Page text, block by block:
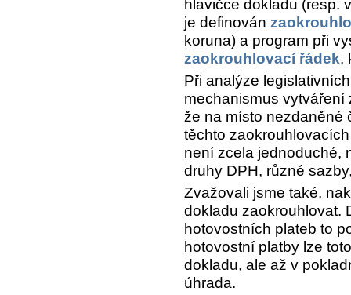
hlavičce dokladu (resp.
je definován
koruna) a program při
zaokrouhlovací řádek,
Při analýze
mechanismus
že na místo nezdaněné
těchto
není zcela jednoduché,
druhy DPH, různé
Zvažovali jsme také,
dokladu zaokrouhlovat.
hotovostních plateb to
hotovostní platby lze
dokladu, ale až v
úhrada.